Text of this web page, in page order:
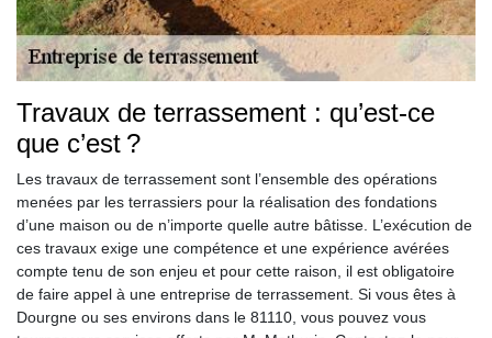
Travaux de terrassement : qu’est-ce
que c’est ?
Les travaux de terrassement sont l’ensemble des opérations
menées par les terrassiers pour la réalisation des fondations
d’une maison ou de n’importe quelle autre bâtisse. L’exécution de
ces travaux exige une compétence et une expérience avérées
compte tenu de son enjeu et pour cette raison, il est obligatoire
de faire appel à une entreprise de terrassement. Si vous êtes à
Dourgne ou ses environs dans le 81110, vous pouvez vous